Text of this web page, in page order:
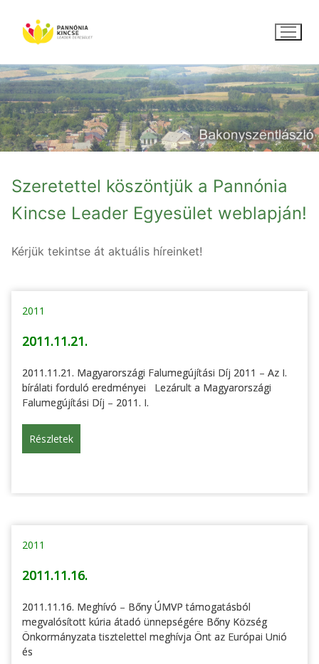
tartalomra
Szeretettel köszöntjük a Pannónia
Kincse Leader Egyesület weblapján!
Kérjük tekintse át aktuális híreinket!
2011
2011.11.21.
2011.11.21. Magyarországi Falumegújítási Díj 2011 – Az I.
bírálati forduló eredményei Lezárult a Magyarországi
Falumegújítási Díj – 2011. I.
Részletek
2011
2011.11.16.
2011.11.16. Meghívó – Bőny ÚMVP támogatásból
megvalósított kúria átadó ünnepségére Bőny Község
Önkormányzata tisztelettel meghívja Önt az Európai Unió
és